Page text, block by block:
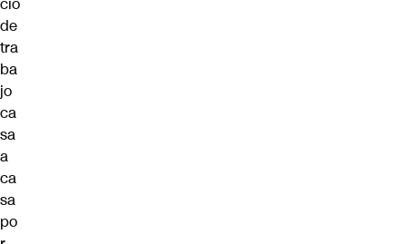
de
tra
ba
jo
ca
sa
a
ca
sa
po